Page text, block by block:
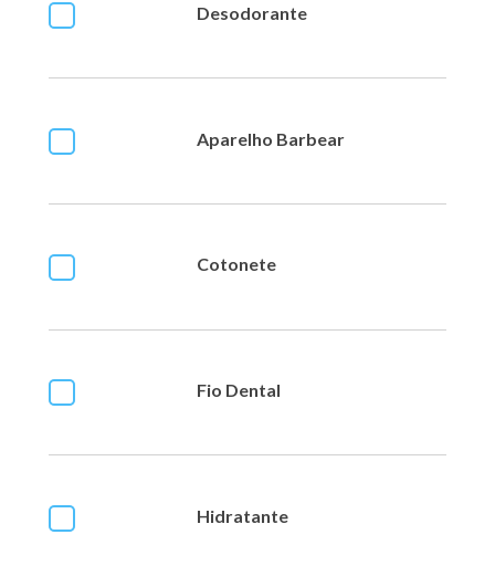
Desodorante
Aparelho Barbear
Cotonete
Fio Dental
Hidratante